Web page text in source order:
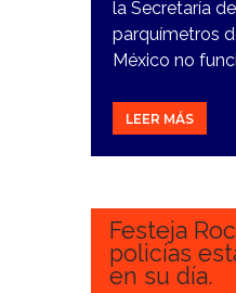
la Secretaría
parquímetros
México no
LEER MÁS
15
Festeja
policías
en su día.